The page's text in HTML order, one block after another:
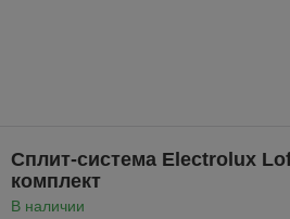
Сплит-система Electrolux
комплект
В наличии